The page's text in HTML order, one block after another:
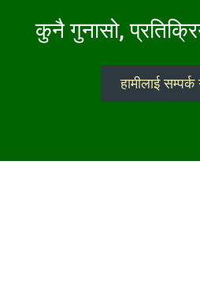
कुनै गुनासो,
हामीलाई सम्पर्क